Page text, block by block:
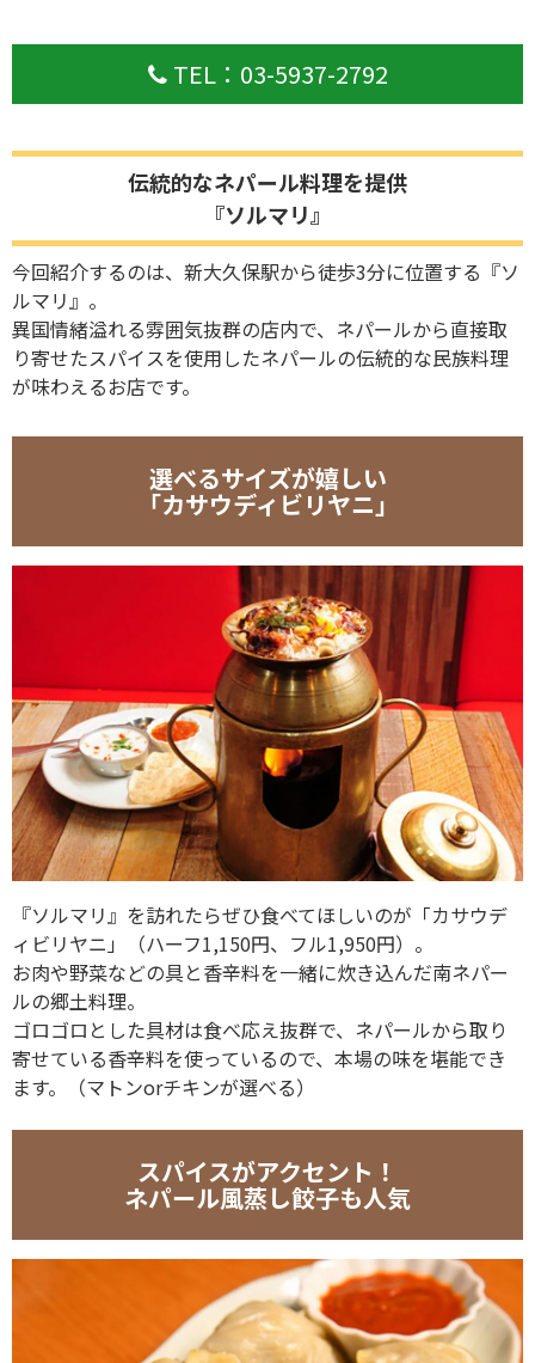
TEL：03-5937-2792
伝統的なネパール料理を提供
『ソルマリ』
今回紹介するのは、新大久保駅から徒歩3分に位置する『ソ
ルマリ』。
異国情緒溢れる雰囲気抜群の店内で、ネパールから直接取
り寄せたスパイスを使用したネパールの伝統的な民族料理
が味わえるお店です。
選べるサイズが嬉しい
「カサウディビリヤニ」
『ソルマリ』を訪れたらぜひ食べてほしいのが「カサウデ
ィビリヤニ」（ハーフ1,150円、フル1,950円）。
お肉や野菜などの具と香辛料を一緒に炊き込んだ南ネパー
ルの郷土料理。
ゴロゴロとした具材は食べ応え抜群で、ネパールから取り
寄せている香辛料を使っているので、本場の味を堪能でき
ます。（マトンorチキンが選べる）
スパイスがアクセント！
ネパール風蒸し餃子も人気